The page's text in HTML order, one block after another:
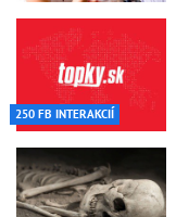
250 FB INTERAKCIÍ